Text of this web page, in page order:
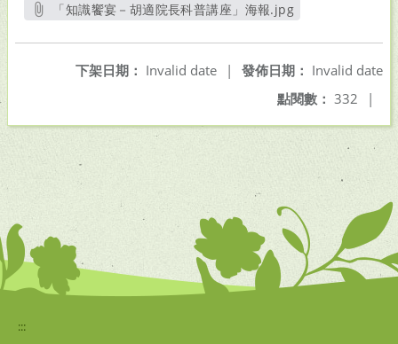
「知識饗宴－胡適院長科普講座」海報.jpg
發佈日期： Invalid date
下架日期： Invalid date
|
點閱數： 332 |
:::